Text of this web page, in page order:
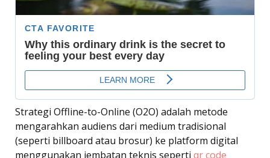
Strategi Offline-to-Online (O2O) adalah metode
mengarahkan audiens dari medium tradisional
(seperti billboard atau brosur) ke platform digital
menggunakan jembatan teknis seperti qr code